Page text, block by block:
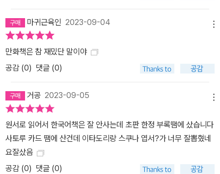
마귀근육인 2023-09-04
만화책은 참 재밌단 말이야
공감 (0) 댓글 (0)
거공 2023-09-05
원서로 읽어서 한국어책은 잘 안사는데 초판 한정 부록땜에 샀습니다
사토루 카드 땜에 산건데 이타도리랑 스쿠나 엽서?가 너무 잘뽑혔네
요잘샀음
공감 (0) 댓글 (0)